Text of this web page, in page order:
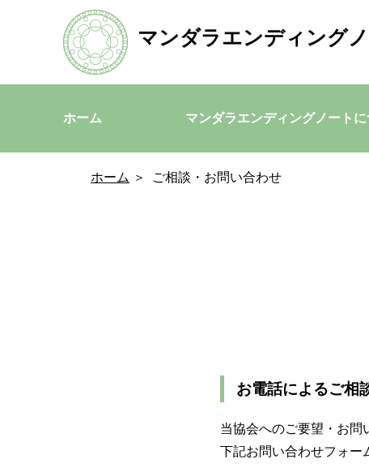
マンダラエンディング
ホーム マンダラエンディングノートに
ホーム ＞ ご相談・お問い合わせ
お電話によるご相
当協会へのご要望・お問
下記お問い合わせフォー